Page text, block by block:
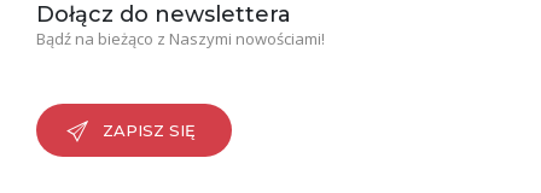
Dołącz do newslettera
Bądź na bieżąco z Naszymi nowościami!
ZAPISZ SIĘ